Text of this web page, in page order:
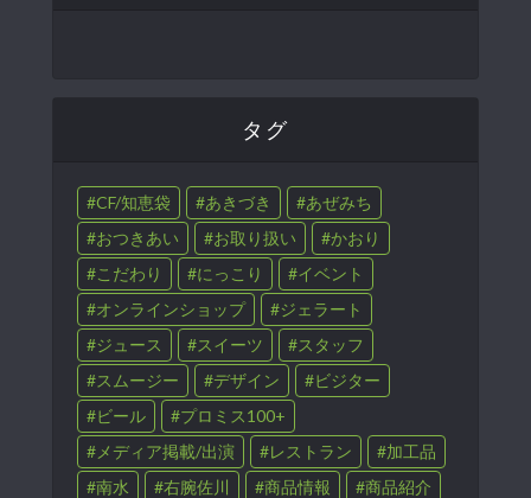
タグ
CF/知恵袋 あきづき
あぜみち
おつきあい
お取り扱い
かおり
こだわり
にっこり
イベント
オンラインショップ
ジェラート
ジュース
スイーツ
スタッフ
スムージー
デザイン
ビジター
ビール
プロミス100+
メディア掲載/出演
レストラン
加工品
南水
右腕佐川 商品情報
商品紹介